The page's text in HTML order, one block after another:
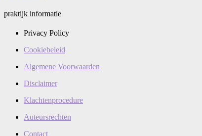
praktijk informatie
Privacy Policy
Cookiebeleid
Algemene Voorwaarden
Disclaimer
Klachtenprocedure
Auteursrechten
Contact